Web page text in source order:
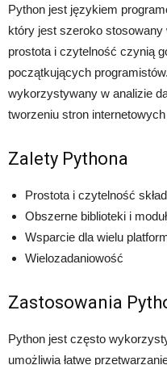
Python jest językiem
który jest szeroko
prostota i czytelność czynią
początkujących
wykorzystywany w analizie
tworzeniu stron
Zalety Pythona
Prostota i czytelność
Obszerne biblioteki i
Wsparcie dla wielu
Wielozadaniowość
Zastosowania
Python jest często
umożliwia łatwe